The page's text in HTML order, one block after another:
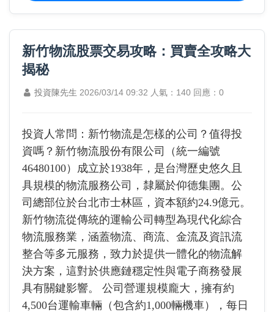
新竹物流股票交易攻略：買賣全攻略大
揭秘
投資陳先生 2026/03/14 09:32 人氣：140 回應：0
投資人常問：新竹物流是怎樣的公司？值得投
資嗎？新竹物流股份有限公司（統一編號
46480100）成立於1938年，是台灣歷史悠久且
具規模的物流服務公司，隸屬於仰德集團。公
司總部位於台北市士林區，資本額約24.9億元。
新竹物流從傳統的運輸公司轉型為現代化綜合
物流服務業，涵蓋物流、商流、金流及資訊流
整合等多元服務，致力於提供一體化的物流解
決方案，這對於供應鏈穩定性與電子商務發展
具有關鍵影響。 公司營運規模龐大，擁有約
4,500台運輸車輛（包含約1,000輛機車），每日